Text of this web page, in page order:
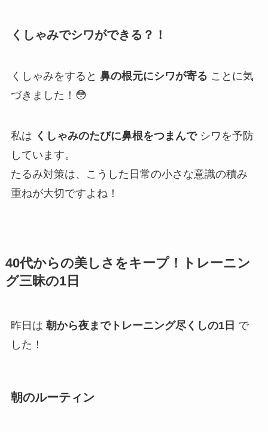
くしゃみでシワができる？！
くしゃみをすると 鼻の根元にシワが寄る ことに気
づきました！😳
私は くしゃみのたびに鼻根をつまんでシワを予防
しています。
たるみ対策は、こうした日常の小さな意識の積み
重ねが大切ですよね！
40代からの美しさをキープ！トレーニン
グ三昧の1日
昨日は 朝から夜までトレーニング尽くしの1日 で
した！
朝のルーティン